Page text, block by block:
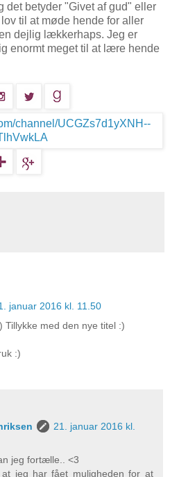
det betyder "Givet af gud" eller
til at møde hende for aller
dejlig lækkerhaps. Jeg er
enormt meget til at lære hende
januar 2016 kl. 11.50
Tillykke med den nye titel :)
:)
21. januar 2016 kl.
jeg fortælle.. <3
jeg har fået muligheden for at